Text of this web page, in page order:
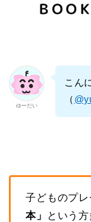
ゆーだい
こん
（
子どものプレ
本」
という